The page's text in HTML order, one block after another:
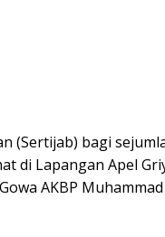
(Sertijab) bagi
di Lapangan Apel
AKBP Muhammad